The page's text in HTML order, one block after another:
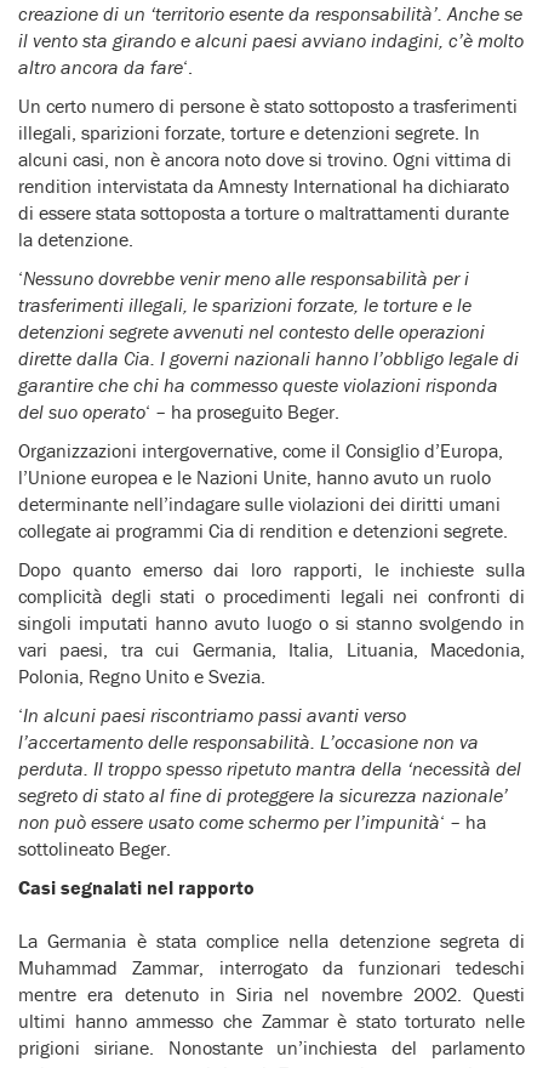
creazione di un ‘territorio esente da responsabilità’. Anche se
il vento sta girando e alcuni paesi avviano indagini, c’è molto
altro ancora da fare‘.
Un certo numero di persone è stato sottoposto a trasferimenti
illegali, sparizioni forzate, torture e detenzioni segrete. In
alcuni casi, non è ancora noto dove si trovino. Ogni vittima di
rendition intervistata da Amnesty International ha dichiarato
di essere stata sottoposta a torture o maltrattamenti durante
la detenzione.
‘Nessuno dovrebbe venir meno alle responsabilità per i
trasferimenti illegali, le sparizioni forzate, le torture e le
detenzioni segrete avvenuti nel contesto delle operazioni
dirette dalla Cia. I governi nazionali hanno l’obbligo legale di
garantire che chi ha commesso queste violazioni risponda
del suo operato‘ – ha proseguito Beger.
Organizzazioni intergovernative, come il Consiglio d’Europa,
l’Unione europea e le Nazioni Unite, hanno avuto un ruolo
determinante nell’indagare sulle violazioni dei diritti umani
collegate ai programmi Cia di rendition e detenzioni segrete.
Dopo quanto emerso dai loro rapporti, le inchieste sulla
complicità degli stati o procedimenti legali nei confronti di
singoli imputati hanno avuto luogo o si stanno svolgendo in
vari paesi, tra cui Germania, Italia, Lituania, Macedonia,
Polonia, Regno Unito e Svezia.
‘In alcuni paesi riscontriamo passi avanti verso
l’accertamento delle responsabilità. L’occasione non va
perduta. Il troppo spesso ripetuto mantra della ‘necessità del
segreto di stato al fine di proteggere la sicurezza nazionale’
non può essere usato come schermo per l’impunità‘ – ha
sottolineato Beger.
Casi segnalati nel rapporto
La Germania è stata complice nella detenzione segreta di
Muhammad Zammar, interrogato da funzionari tedeschi
mentre era detenuto in Siria nel novembre 2002. Questi
ultimi hanno ammesso che Zammar è stato torturato nelle
prigioni siriane. Nonostante un’inchiesta del parlamento